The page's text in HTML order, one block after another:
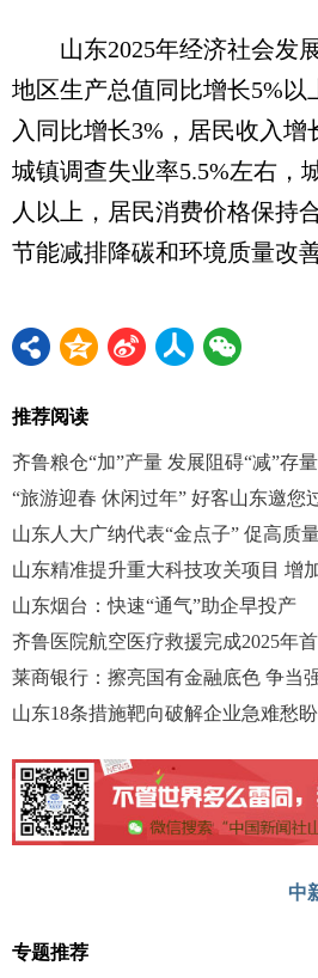
山东2025年经济社会发展
地区生产总值同比增长5%以
入同比增长3%，居民收入增
城镇调查失业率5.5%左右，
人以上，居民消费价格保持
节能减排降碳和环境质量改
推荐阅读
齐鲁粮仓“加”产量 发展阻碍“减”存量
“旅游迎春 休闲过年” 好客山东邀您
山东人大广纳代表“金点子” 促高质
山东精准提升重大科技攻关项目 增
山东烟台：快速“通气”助企早投产
齐鲁医院航空医疗救援完成2025年
莱商银行：擦亮国有金融底色 争当
山东18条措施靶向破解企业急难愁
中
专题推荐